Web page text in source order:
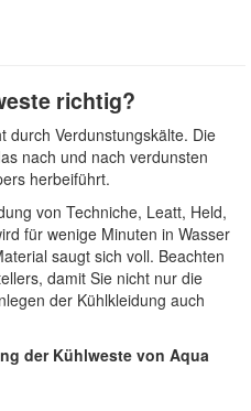
richtig?
durch Verdunstungskälte. Die
nach und nach verdunsten
herbeiführt.
von Techniche, Leatt, Held,
für wenige Minuten in Wasser
saugt sich voll. Beachten
damit Sie nicht nur die
der Kühlkleidung auch
der Kühlweste von Aqua